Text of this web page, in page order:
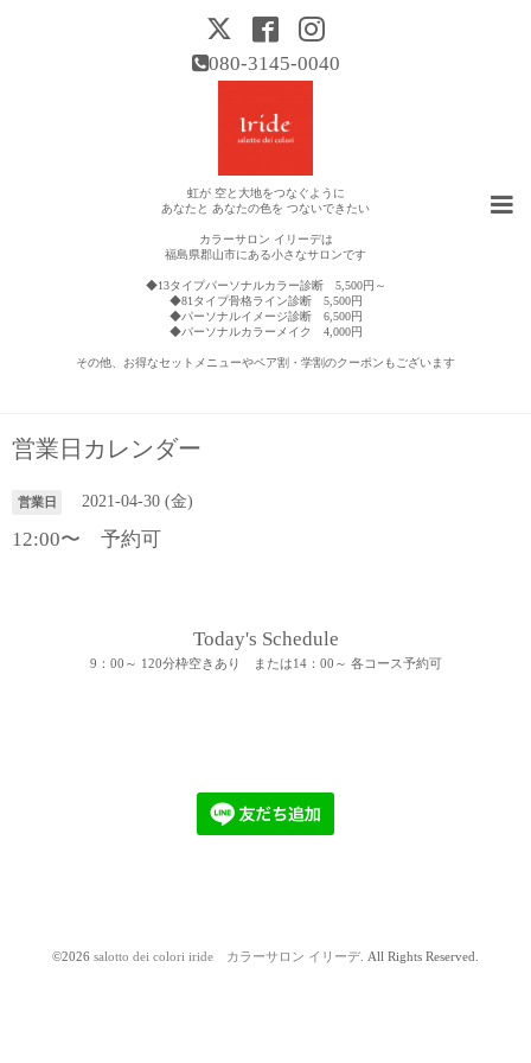
080-3145-0040
虹が 空と大地をつなぐように
あなたと あなたの色を つないできたい
カラーサロン イリーデは
福島県郡山市にある小さなサロンです
◆13タイプパーソナルカラー診断 5,500円～
◆81タイプ骨格ライン診断 5,500円
◆パーソナルイメージ診断 6,500円
◆パーソナルカラーメイク 4,000円
その他、お得なセットメニューやペア割・学割のクーポンもございます
営業日カレンダー
営業日 2021-04-30 (金)
12:00〜 予約可
Today's Schedule
9：00～ 120分枠空きあり または14：00～ 各コース予約可
©2026 salotto dei colori iride カラーサロン イリーデ. All Rights Reserved.